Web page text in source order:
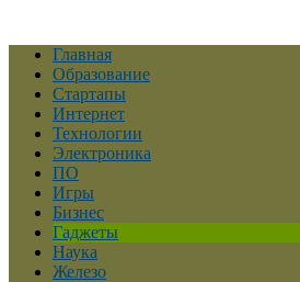
Главная
Образование
Стартапы
Интернет
Технологии
Электроника
ПО
Игры
Бизнес
Гаджеты
Наука
Железо